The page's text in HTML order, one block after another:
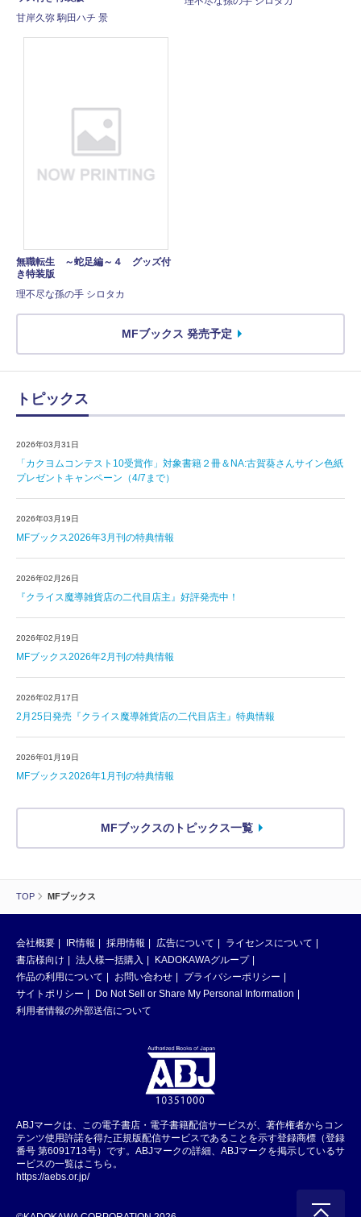
TOP MFブックス
甘岸久弥 駒田ハチ 景
無職転生 ～蛇足編～４ グッズ付
き特装版
理不尽な孫の手 シロタカ
MFブックス 発売予定
トピックス
2026年03月31日
「カクヨムコンテスト10受賞作」対象書籍２冊＆NA:古賀葵さんサイン色紙
プレゼントキャンペーン（4/7まで）
2026年03月19日
MFブックス2026年3月刊の特典情報
2026年02月26日
『クライス魔導雑貨店の二代目店主』好評発売中！
2026年02月19日
MFブックス2026年2月刊の特典情報
2026年02月17日
2月25日発売『クライス魔導雑貨店の二代目店主』特典情報
2026年01月19日
MFブックス2026年1月刊の特典情報
MFブックスのトピックス一覧
会社概要 IR情報 採用情報 広告について
ライセンスについて
書店様向け
法人様一括購入
KADOKAWAグループ
作品の利用について
お問い合わせ
プライバシーポリシー
サイトポリシー
Do Not Sell or Share My Personal Information
利用者情報の外部送信について
ABJマークは、この電子書店・電子書籍配信サービスが、著作権者からコン
テンツ使用許諾を得た正規版配信サービスであることを示す登録商標（登録
番号 第6091713号）です。ABJマークの詳細、ABJマークを掲示しているサ
ービスの一覧はこちら。
https://aebs.or.jp/